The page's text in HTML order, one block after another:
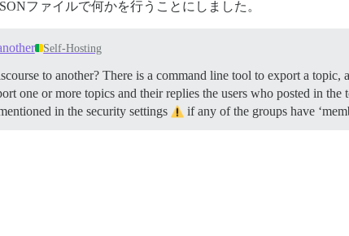
ファイルで何かを行うことにしました。
Self-Hosting
to another? There is a command line tool to export a topic,
one or more topics and their replies the users who posted in the
in the security settings
if any of the groups have